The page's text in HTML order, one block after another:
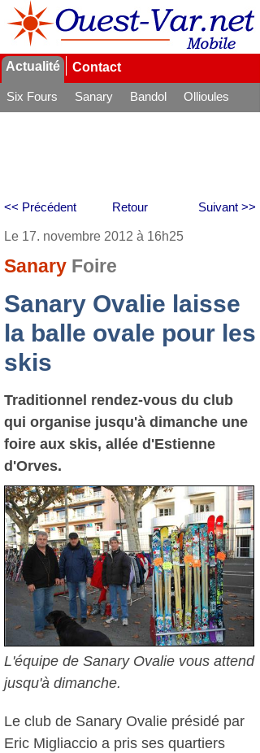
Actualité Contact
Six Fours Sanary Bandol
Ollioules
Retour
<< Précédent Suivant >>
Le 17. novembre 2012 à 16h25
Sanary Foire
Sanary Ovalie laisse
la balle ovale pour les
skis
Traditionnel rendez-vous du club
qui organise jusqu'à dimanche une
foire aux skis, allée d'Estienne
d'Orves.
L'équipe de Sanary Ovalie vous attend
jusqu'à dimanche.
Le club de Sanary Ovalie présidé par
Eric Migliaccio a pris ses quartiers